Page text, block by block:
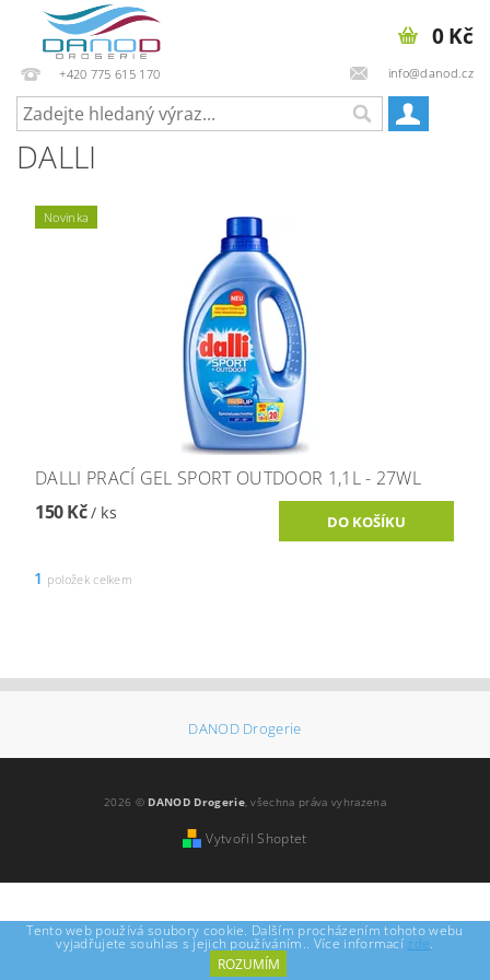
+420 775 615 170 info@danod.cz
0 Kč
DALLI
Novinka
DALLI PRACÍ GEL SPORT OUTDOOR 1,1L - 27WL
150 Kč/ ks
1 položek celkem
DANOD Drogerie
2026 © DANOD Drogerie, všechna práva vyhrazena
Vytvořil Shoptet
Tento web používá soubory cookie. Dalším procházením tohoto webu
vyjadřujete souhlas s jejich používáním.. Více informací zde.
ROZUMÍM